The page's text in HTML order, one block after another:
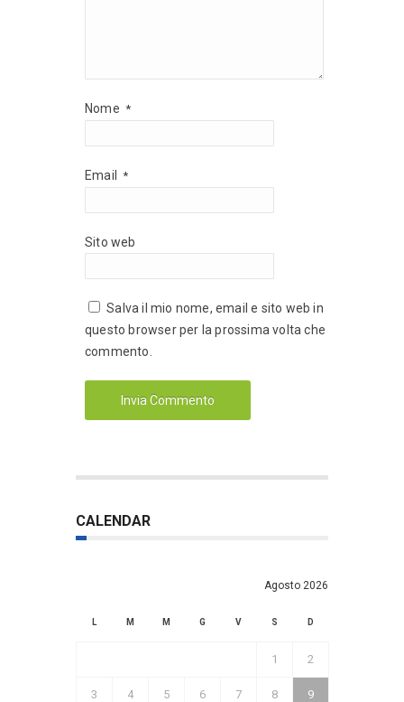
Nome *
Email *
Sito web
Salva il mio nome, email e sito web in
questo browser per la prossima volta che
commento.
CALENDAR
Agosto 2026
L M M G V S D
1 2
3 4 5 6 7 8 9